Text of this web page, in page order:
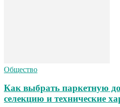
Общество
Как выбрать паркетную
селекцию и технические